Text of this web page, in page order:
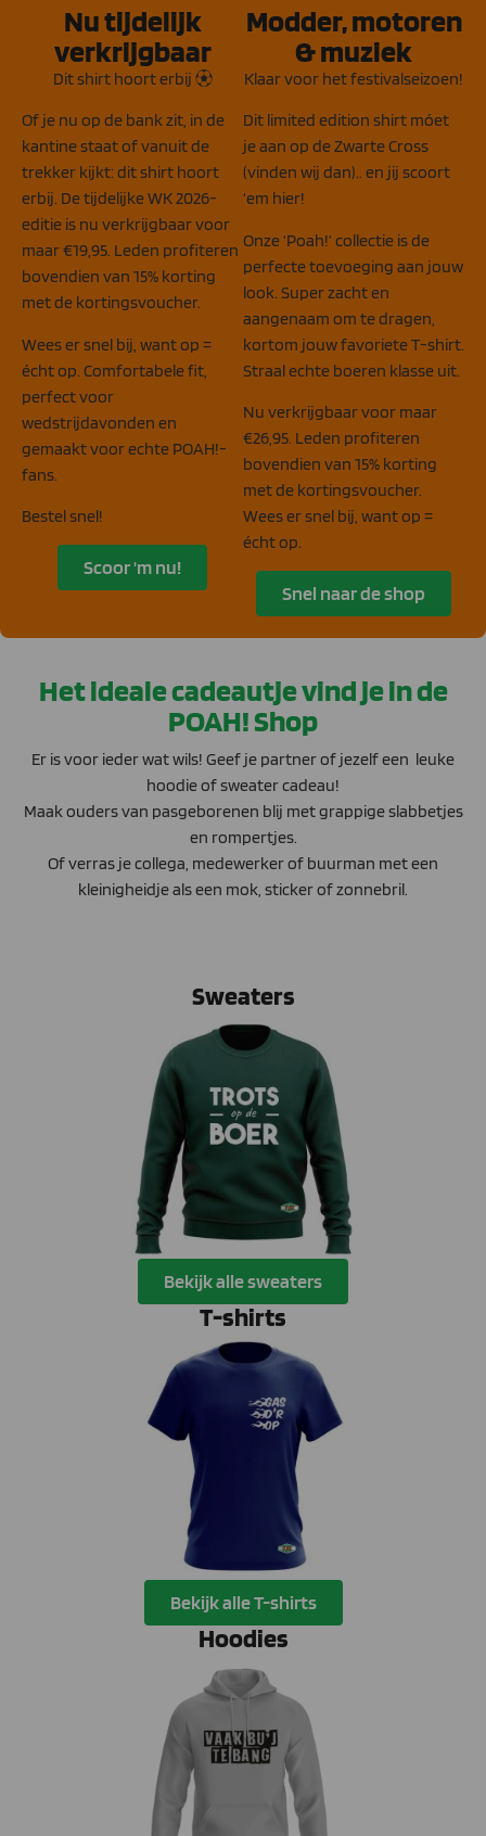
Nu tijdelijk
verkrijgbaar
Dit shirt hoort erbij ⚽︎
Of je nu op de bank zit, in de
kantine staat of vanuit de
trekker kijkt: dit shirt hoort
erbij. De tijdelijke WK 2026-
editie is nu verkrijgbaar voor
maar €19,95. Leden profiteren
bovendien van 15% korting
met de kortingsvoucher.
Wees er snel bij, want op =
écht op. Comfortabele fit,
perfect voor
wedstrijdavonden en
gemaakt voor echte POAH!-
fans.
Bestel snel!
Scoor 'm nu!
Modder, motoren
& muziek
Klaar voor het festivalseizoen!
Dit limited edition shirt móet
je aan op de Zwarte Cross
(vinden wij dan).. en jij scoort
‘em hier!
Onze ‘Poah!’ collectie is de
perfecte toevoeging aan jouw
look. Super zacht en
aangenaam om te dragen,
kortom jouw favoriete T-shirt.
Straal echte boeren klasse uit.
Nu verkrijgbaar voor maar
€26,95. Leden profiteren
bovendien van 15% korting
met de kortingsvoucher.
Wees er snel bij, want op =
écht op.
Snel naar de shop
Het ideale cadeautje vind je in de
POAH! Shop
Er is voor ieder wat wils! Geef je partner of jezelf een leuke
hoodie of sweater cadeau!
Maak ouders van pasgeborenen blij met grappige slabbetjes
en rompertjes.
Of verras je collega, medewerker of buurman met een
kleinigheidje als een mok, sticker of zonnebril.
Sweaters
Bekijk alle sweaters
T-shirts
Bekijk alle T-shirts
Hoodies